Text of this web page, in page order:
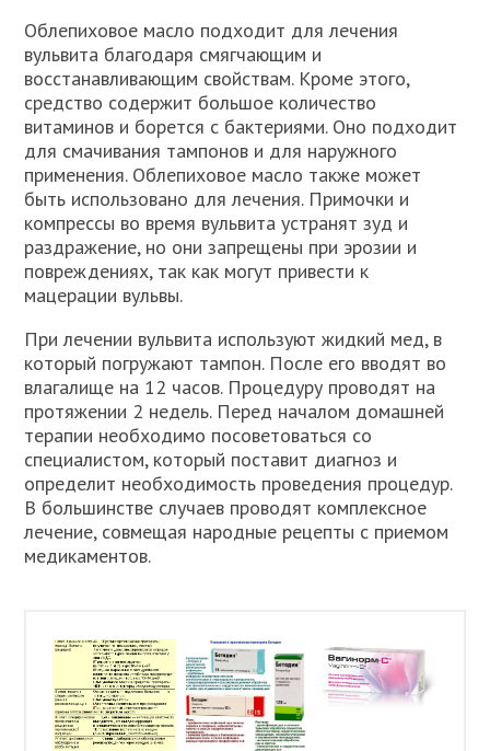
Облепиховое масло подходит для лечения
вульвита благодаря смягчающим и
восстанавливающим свойствам. Кроме этого,
средство содержит большое количество
витаминов и борется с бактериями. Оно подходит
для смачивания тампонов и для наружного
применения. Облепиховое масло также может
быть использовано для лечения. Примочки и
компрессы во время вульвита устранят зуд и
раздражение, но они запрещены при эрозии и
повреждениях, так как могут привести к
мацерации вульвы.
При лечении вульвита используют жидкий мед, в
который погружают тампон. После его вводят во
влагалище на 12 часов. Процедуру проводят на
протяжении 2 недель. Перед началом домашней
терапии необходимо посоветоваться со
специалистом, который поставит диагноз и
определит необходимость проведения процедур.
В большинстве случаев проводят комплексное
лечение, совмещая народные рецепты с приемом
медикаментов.